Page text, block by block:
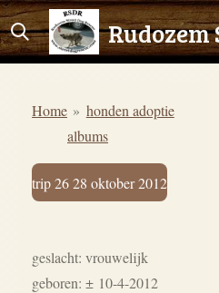
Ga
direct
hoofdinhoud
Home » honden adoptie
albums
trip 26 28 oktober 2012
geslacht: vrouwelijk
geboren: ± 10-4-2012